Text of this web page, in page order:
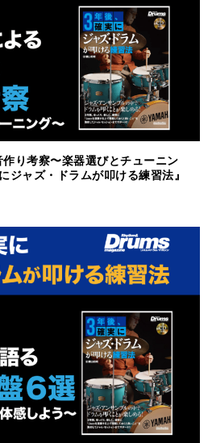
り考察〜楽器選びとチューニン
ジャズ・ドラムが叩ける練習法』